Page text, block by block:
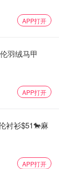
APP打开
羽绒马甲
APP打开
衬衫$51🐎麻
APP打开